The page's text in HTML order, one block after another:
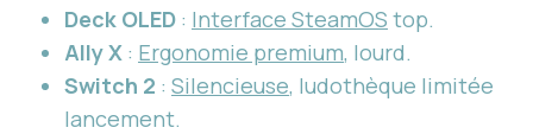
Deck OLED : Interface SteamOS top.
Ally X : Ergonomie premium, lourd.
Switch 2 : Silencieuse, ludothèque limitée
lancement.